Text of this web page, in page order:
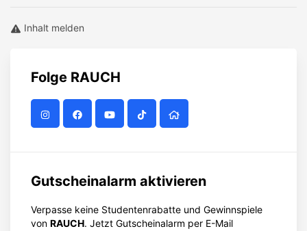
Inhalt melden
Folge RAUCH
Gutscheinalarm aktivieren
Verpasse keine Studentenrabatte und Gewinnspiele
von RAUCH. Jetzt Gutscheinalarm per E-Mail